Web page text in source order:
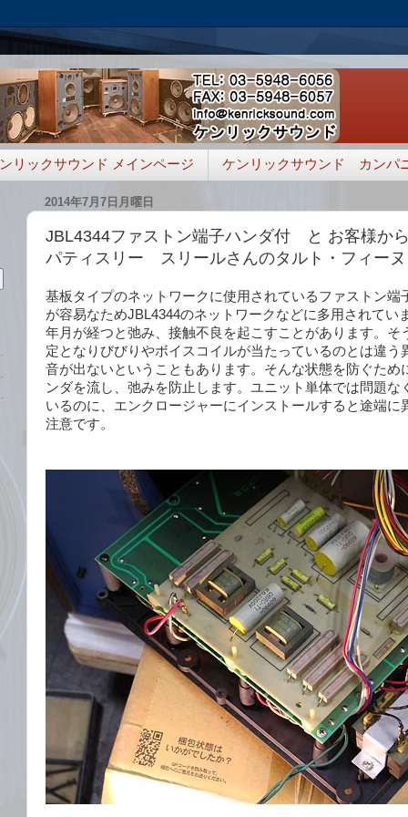
リックサウンド メインページ ケンリックサウンド カンパ
2014年7月7日月曜日
JBL4344ファストン端子ハンダ付 と お客様か
パティスリー スリールさんのタルト・フィー
基板タイプのネットワークに使用されているファストン端
が容易なためJBL4344のネットワークなどに多用されてい
年月が経つと弛み、接触不良を起こすことがあります。そ
定となりびびりやボイスコイルが当たっているのとは違う
音が出ないということもあります。そんな状態を防ぐため
ンダを流し、弛みを防止します。ユニット単体では問題な
いるのに、エンクロージャーにインストールすると途端に
注意です。